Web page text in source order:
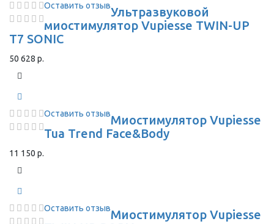
Оставить отзывУльтразвуковой
миостимулятор Vupiesse TWIN-UP
T7 SONIC
50 628 р.
Оставить отзывМиостимулятор Vupiesse
Tua Trend Face&Body
11 150 р.
Оставить отзывМиостимулятор Vupiesse